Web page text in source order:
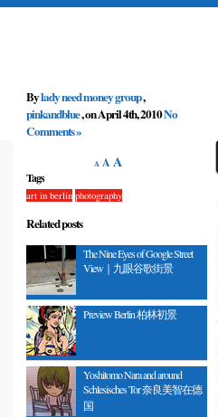
Bylady need money group,
pinkandblue, on April 4th, 2010No
Comments »
A A A
Tags
art in berlin photography
Related posts
The Nine Eyes of Google Street
View｜九眼谷歌街景
Preview Berlin 柏林初景
Yoshitomo Nara and around
Schlesisches Tor 奈良美智在德
国